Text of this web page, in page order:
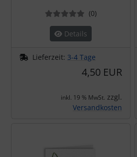
(0Bewertungen
)
Details
Lieferzeit: 3-4 Tage
4,50 EUR
inkl. 19 % MwSt. zzgl.
Versandkosten